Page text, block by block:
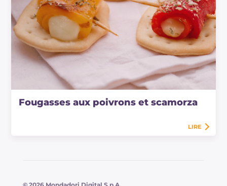
Fougasses aux poivrons et scamorza
LIRE